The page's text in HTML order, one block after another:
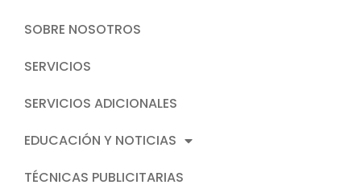
SOBRE NOSOTROS
SERVICIOS
SERVICIOS ADICIONALES
EDUCACIÓN Y NOTICIAS
TÉCNICAS PUBLICITARIAS